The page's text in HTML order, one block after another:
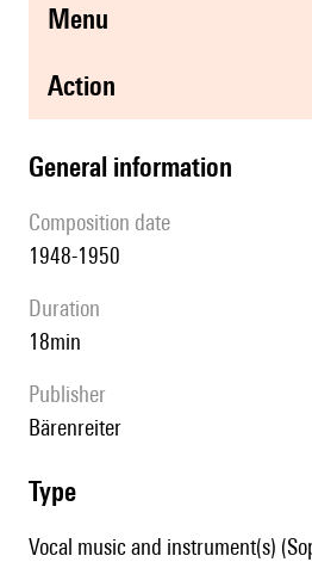
menu
action
general information
composition date
1948-1950
duration
18min
publisher
Bärenreiter
type
Vocal music and instrument(s)